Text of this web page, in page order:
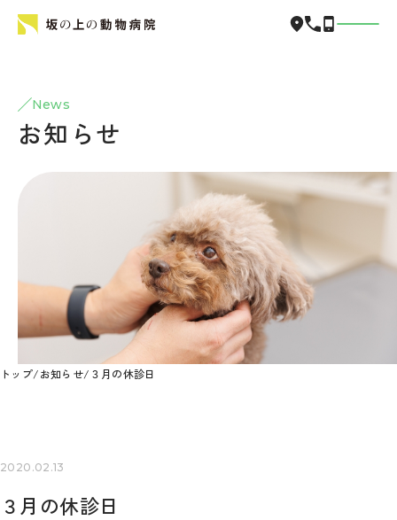
News
お知らせ
トップ/お知らせ/ ３月の休診日
2020.02.13
３月の休診日